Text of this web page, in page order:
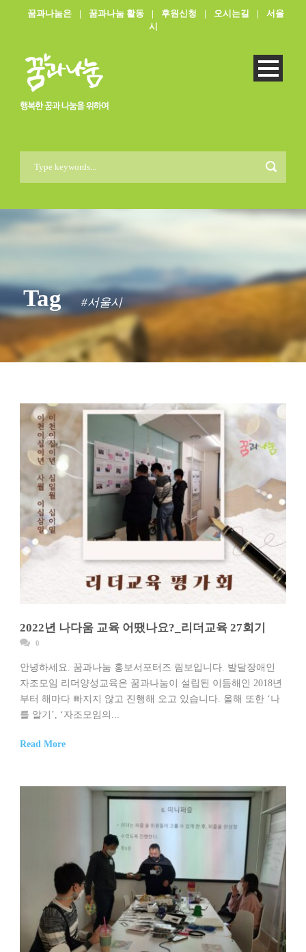
꿈과나눔은 | 꿈과나눔 활동 | 후원신청 | 오시는길 |
서울
시
Tag #서울시
2022년 나다움 교육 어땠나요?_리더교육 27회기
0
안녕하세요. 꿈과나눔 홍보서포터즈 림보입니다. 발달장애인
자조모임 리더양성교육은 꿈과나눔이 설립된 이듬해인 2018년
부터 해마다 빠지지 않고 진행해 오고 있습니다. 올해 또한 ‘나
를 알기’, ‘자조모임의...
Read More